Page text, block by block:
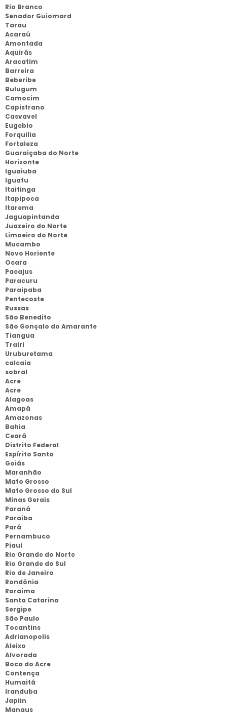
Rio Branco
Senador Guiomard
Tarau
Acaraú
Amontada
Aquirás
Aracatim
Barreira
Beberibe
Bulugum
Camocim
Capistrano
Casvavel
Eugebio
Forquilia
Fortaleza
Guaraiçaba do Norte
Horizonte
Iguaiuba
Iguatu
Itaitinga
Itapipoca
Itarema
Jaguapintanda
Juazeiro do Norte
Limoeiro do Norte
Mucambo
Novo Horiente
Ocara
Pacajus
Paracuru
Paraipaba
Pentecoste
Russas
São Benedito
São Gonçalo do Amarante
Tiangua
Trairi
Uruburetama
calcaia
sobral
Acre
Acre
Alagoas
Amapá
Amazonas
Bahia
Ceará
Distrito Federal
Espírito Santo
Goiás
Maranhão
Mato Grosso
Mato Grosso do Sul
Minas Gerais
Paraná
Paraíba
Pará
Pernambuco
Piauí
Rio Grande do Norte
Rio Grande do Sul
Rio de Janeiro
Rondônia
Roraima
Santa Catarina
Sergipe
São Paulo
Tocantins
Adrianopolis
Aleixo
Alvorada
Boca do Acre
Contença
Humaitá
Iranduba
Japiin
Manaus